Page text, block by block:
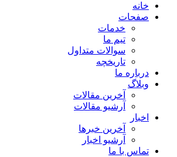
خانه
صفحات
خدمات
تیم ما
سوالات متداول
تاریخچه
درباره ما
وبلاگ
آخرین مقالات
آرشیو مقالات
اخبار
آخرین خبرها
آرشیو اخبار
تماس با ما